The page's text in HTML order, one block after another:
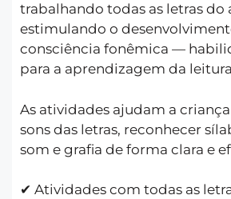
trabalhando todas as letras do
estimulando o
consciência fonêmica —
para a aprendizagem da
As atividades ajudam a
sons das letras, reconhecer
som e grafia de forma clara e
✔ Atividades com todas as